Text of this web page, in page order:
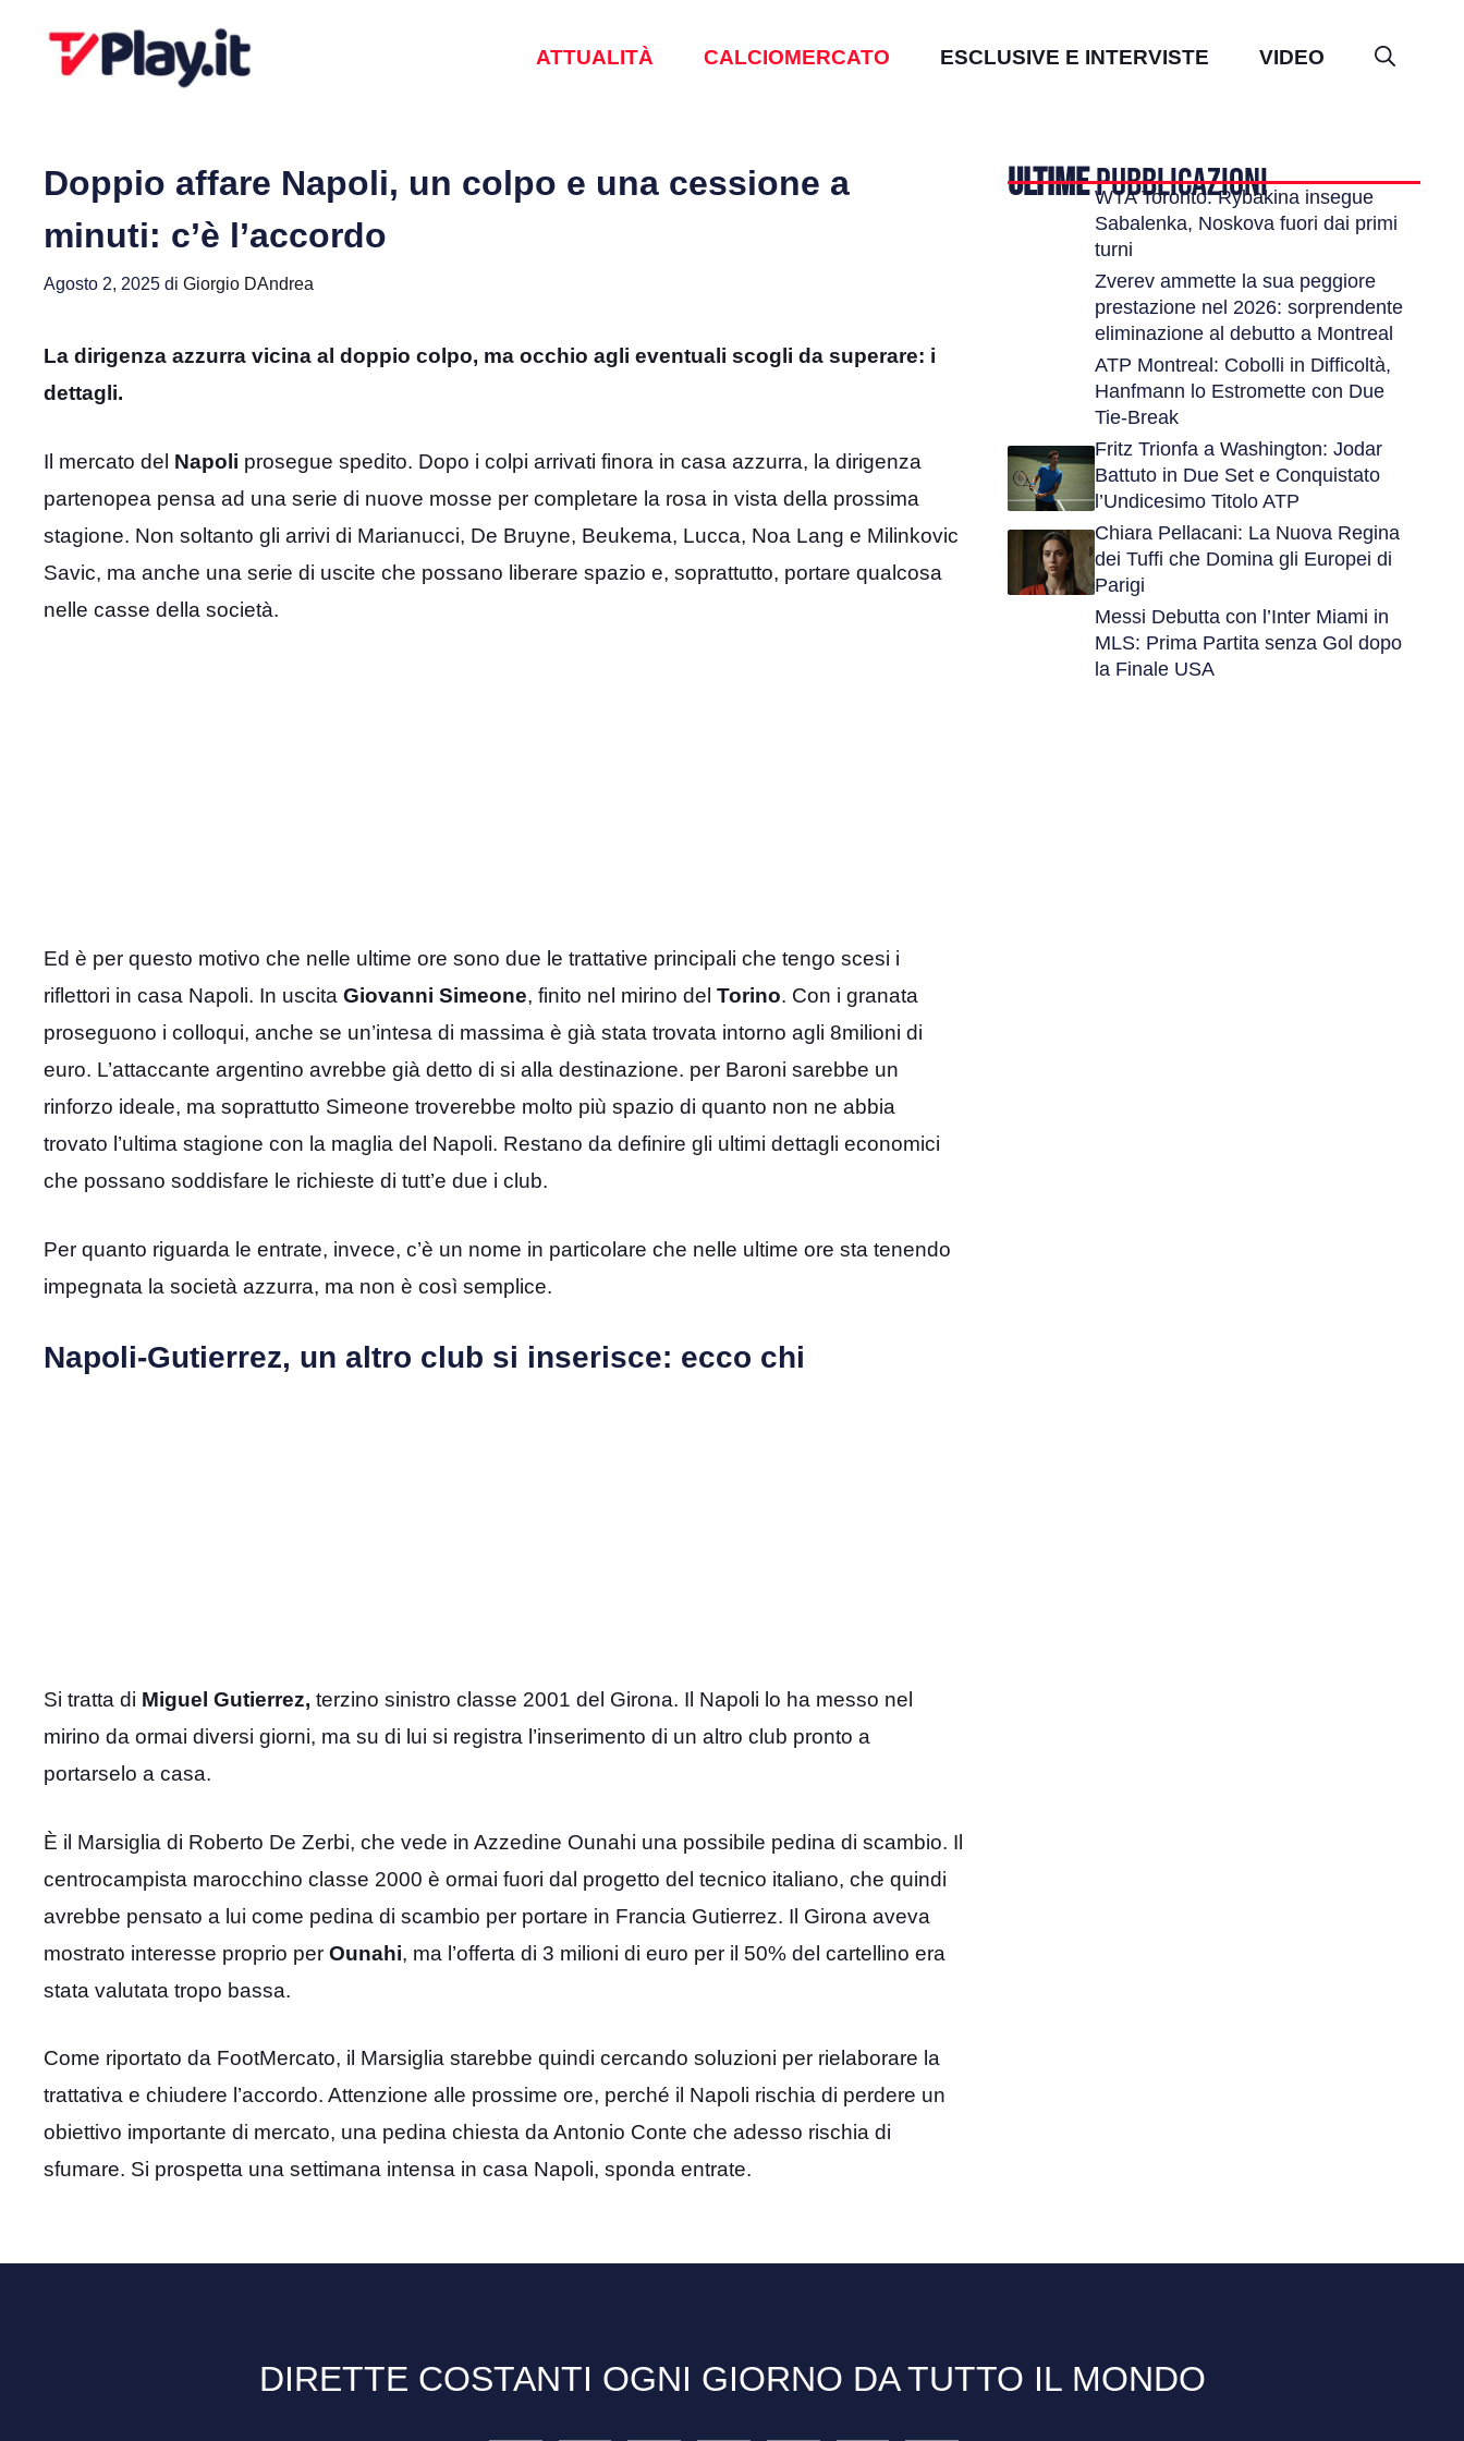
ATTUALITÀ CALCIOMERCATO ESCLUSIVE E INTERVISTE VIDEO
Doppio affare Napoli, un colpo e una cessione a
minuti: c’è l’accordo
Agosto 2, 2025 di Giorgio DAndrea
La dirigenza azzurra vicina al doppio colpo, ma occhio agli eventuali scogli da superare: i
dettagli.
Il mercato del Napoli prosegue spedito. Dopo i colpi arrivati finora in casa azzurra, la dirigenza
partenopea pensa ad una serie di nuove mosse per completare la rosa in vista della prossima
stagione. Non soltanto gli arrivi di Marianucci, De Bruyne, Beukema, Lucca, Noa Lang e Milinkovic
Savic, ma anche una serie di uscite che possano liberare spazio e, soprattutto, portare qualcosa
nelle casse della società.
Ed è per questo motivo che nelle ultime ore sono due le trattative principali che tengo scesi i
riflettori in casa Napoli. In uscita Giovanni Simeone, finito nel mirino del Torino. Con i granata
proseguono i colloqui, anche se un’intesa di massima è già stata trovata intorno agli 8milioni di
euro. L’attaccante argentino avrebbe già detto di si alla destinazione. per Baroni sarebbe un
rinforzo ideale, ma soprattutto Simeone troverebbe molto più spazio di quanto non ne abbia
trovato l’ultima stagione con la maglia del Napoli. Restano da definire gli ultimi dettagli economici
che possano soddisfare le richieste di tutt’e due i club.
Per quanto riguarda le entrate, invece, c’è un nome in particolare che nelle ultime ore sta tenendo
impegnata la società azzurra, ma non è così semplice.
Napoli-Gutierrez, un altro club si inserisce: ecco chi
Si tratta di Miguel Gutierrez, terzino sinistro classe 2001 del Girona. Il Napoli lo ha messo nel
mirino da ormai diversi giorni, ma su di lui si registra l’inserimento di un altro club pronto a
portarselo a casa.
È il Marsiglia di Roberto De Zerbi, che vede in Azzedine Ounahi una possibile pedina di scambio. Il
centrocampista marocchino classe 2000 è ormai fuori dal progetto del tecnico italiano, che quindi
avrebbe pensato a lui come pedina di scambio per portare in Francia Gutierrez. Il Girona aveva
mostrato interesse proprio per Ounahi, ma l’offerta di 3 milioni di euro per il 50% del cartellino era
stata valutata tropo bassa.
Come riportato da FootMercato, il Marsiglia starebbe quindi cercando soluzioni per rielaborare la
trattativa e chiudere l’accordo. Attenzione alle prossime ore, perché il Napoli rischia di perdere un
obiettivo importante di mercato, una pedina chiesta da Antonio Conte che adesso rischia di
sfumare. Si prospetta una settimana intensa in casa Napoli, sponda entrate.
ULTIMEPUBBLICAZIONI
WTA Toronto: Rybakina insegue
Sabalenka, Noskova fuori dai primi
turni
Zverev ammette la sua peggiore
prestazione nel 2026: sorprendente
eliminazione al debutto a Montreal
ATP Montreal: Cobolli in Difficoltà,
Hanfmann lo Estromette con Due
Tie-Break
Fritz Trionfa a Washington: Jodar
Battuto in Due Set e Conquistato
l’Undicesimo Titolo ATP
Chiara Pellacani: La Nuova Regina
dei Tuffi che Domina gli Europei di
Parigi
Messi Debutta con l’Inter Miami in
MLS: Prima Partita senza Gol dopo
la Finale USA
DIRETTE COSTANTI OGNI GIORNO DA TUTTO IL MONDO